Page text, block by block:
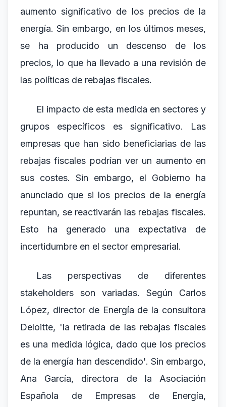
aumento significativo de los precios de la
energía. Sin embargo, en los últimos meses,
se ha producido un descenso de los
precios, lo que ha llevado a una revisión de
las políticas de rebajas fiscales.
El impacto de esta medida en sectores y
grupos específicos es significativo. Las
empresas que han sido beneficiarias de las
rebajas fiscales podrían ver un aumento en
sus costes. Sin embargo, el Gobierno ha
anunciado que si los precios de la energía
repuntan, se reactivarán las rebajas fiscales.
Esto ha generado una expectativa de
incertidumbre en el sector empresarial.
Las perspectivas de diferentes
stakeholders son variadas. Según Carlos
López, director de Energía de la consultora
Deloitte, 'la retirada de las rebajas fiscales
es una medida lógica, dado que los precios
de la energía han descendido'. Sin embargo,
Ana García, directora de la Asociación
Española de Empresas de Energía,